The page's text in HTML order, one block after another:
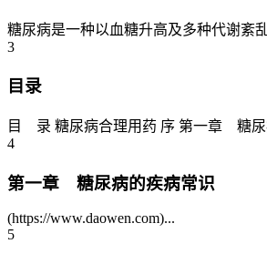
糖尿病是一种以血糖升高及多种代谢紊
3
目录
目 录 糖尿病合理用药 序 第一章 糖尿
4
第一章 糖尿病的疾病常识
(https://www.daowen.com)...
5